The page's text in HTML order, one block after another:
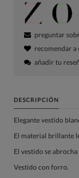
preguntar
recomendar a
añadir tu
DESCRIPCIÓN
Elegante vestido
El material brillante
El vestido se
Vestido con forro.